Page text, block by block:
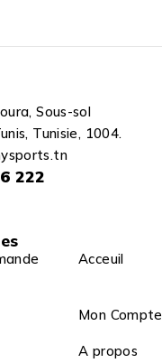
Sous-sol
Tunisie, 1004.
222
Acceuil
Mon Compte
A propos